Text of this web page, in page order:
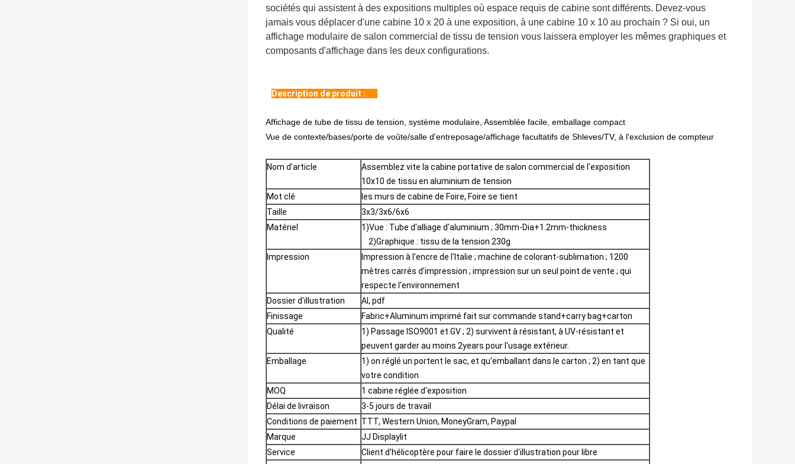
sociétés qui assistent à des expositions multiples où espace requis de cabine sont différents. Devez-vous
jamais vous déplacer d'une cabine 10 x 20 à une exposition, à une cabine 10 x 10 au prochain ? Si oui, un
affichage modulaire de salon commercial de tissu de tension vous laissera employer les mêmes graphiques et
composants d'affichage dans les deux configurations.
Description de produit :
Affichage de tube de tissu de tension, système modulaire, Assemblée facile, emballage compact
Vue de contexte/bases/porte de voûte/salle d'entreposage/affichage facultatifs de Shleves/TV, à l'exclusion de compteur
Nom d'article
Assemblez vite la cabine portative de salon commercial de l'exposition
10x10 de tissu en aluminium de tension
Mot clé
les murs de cabine de Foire, Foire se tient
Taille
3x3/3x6/6x6
Matériel
1)Vue : Tube d'alliage d'aluminium ; 30mm-Dia+1.2mm-thickness
2)Graphique : tissu de la tension 230g
Impression
Impression à l'encre de l'Italie ; machine de colorant-sublimation ; 1200
mètres carrés d'impression ; impression sur un seul point de vente ; qui
respecte l'environnement
Dossier d'illustration
AI, pdf
Finissage
Fabric+Aluminum imprimé fait sur commande stand+carry bag+carton
Qualité
1) Passage ISO9001 et GV ; 2) survivent à résistant, à UV-résistant et
peuvent garder au moins 2years pour l'usage extérieur.
Emballage
1) on réglé un portent le sac, et qu'emballant dans le carton ; 2) en tant que
votre condition.
MOQ
1 cabine réglée d'exposition
Délai de livraison
3-5 jours de travail
Conditions de paiement TTT, Western Union, MoneyGram, Paypal
Marque
JJ Displaylit
Service
Client d'hélicoptère pour faire le dossier d'illustration pour libre